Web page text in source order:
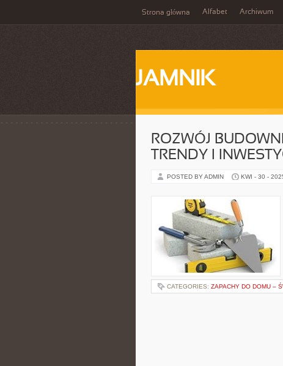
Strona główna Alfabet Archiwum
JAMNIK
ROZWÓJ
TRENDY I
POSTED BY ADMIN KWI - 30 -
CATEGORIES: ZAPACHY DO DOMU –